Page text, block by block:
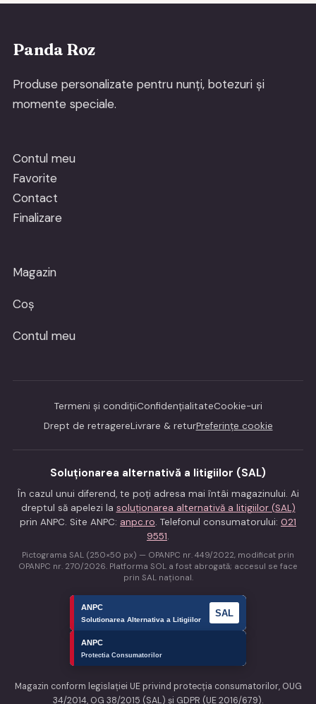
Panda Roz
Produse personalizate pentru nunți, botezuri și
momente speciale.
Contul meu
Favorite
Contact
Finalizare
Magazin
Coș
Contul meu
Termeni și condițiiConfidențialitateCookie-uri
Drept de retragereLivrare & returPreferințe cookie
Soluționarea alternativă a litigiilor (SAL)
În cazul unui diferend, te poți adresa mai întâi magazinului. Ai
dreptul să apelezi la soluționarea alternativă a litigiilor (SAL)
prin ANPC. Site ANPC: anpc.ro. Telefonul consumatorului: 021
9551.
Pictograma SAL (250×50 px) — OPANPC nr. 449/2022, modificat prin
OPANPC nr. 270/2026. Platforma SOL a fost abrogată; accesul se face
prin SAL național.
Magazin conform legislației UE privind protecția consumatorilor, OUG
34/2014, OG 38/2015 (SAL) și GDPR (UE 2016/679).